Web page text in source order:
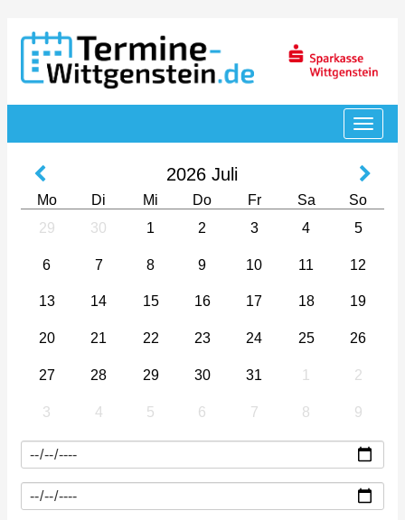
2026 Juli
Mo Di Mi Do Fr Sa
So
29
30 1 2 3 4 5
6 7 8 9 10 11 12
13 14 15 16 17 18 19
20 21 22 23 24 25 26
27 28 29 30 31 1 2
3 4 5 6 7 8 9